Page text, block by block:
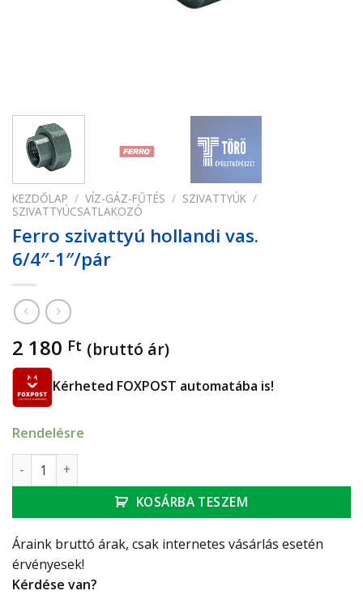
KEZDŐLAP / VÍZ-GÁZ-FŰTÉS / SZIVATTYÚK /
SZIVATTYÚCSATLAKOZÓ
Ferro szivattyú hollandi vas.
6/4″-1″/pár
2 180 Ft (bruttó ár)
Kérheted FOXPOST automatába is!
Rendelésre
Ferro szivattyú hollandi vas. 6/4"-1"/pár mennyiség
KOSÁRBA TESZEM
Áraink bruttó árak, csak internetes vásárlás esetén
érvényesek!
Kérdése van?